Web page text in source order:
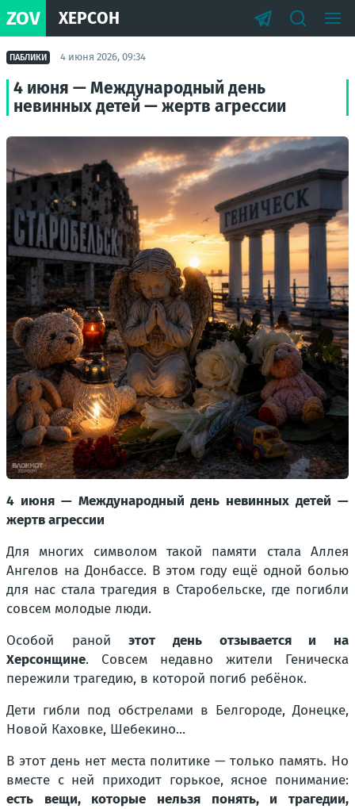
ZOV ХЕРСОН
ПАБЛИКИ 4 июня 2026, 09:34
4 июня — Международный день
невинных детей — жертв агрессии
4 июня — Международный день невинных детей —
жертв агрессии
Для многих символом такой памяти стала Аллея
Ангелов на Донбассе. В этом году ещё одной болью
для нас стала трагедия в Старобельске, где погибли
совсем молодые люди.
Особой ранойэтот день отзывается и на
Херсонщине. Совсем недавно жители Геническа
пережили трагедию, в которой погиб ребёнок.
Дети гибли под обстрелами в Белгороде, Донецке,
Новой Каховке, Шебекино...
В этот день нет места политике — только память. Но
вместе с ней приходит горькое, ясное понимание:
есть вещи, которые нельзя понять, и трагедии,